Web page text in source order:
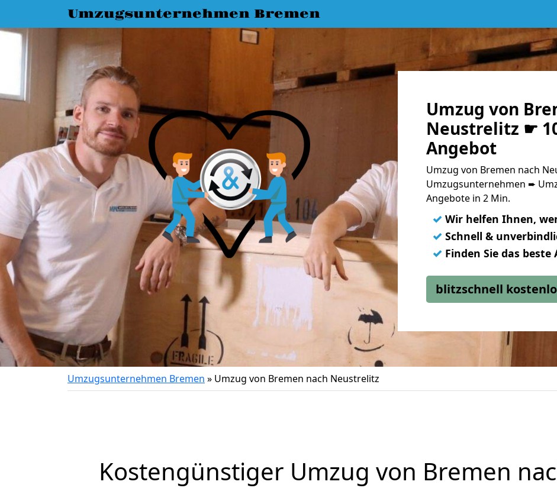
Umzugsunternehmen Bremen
Umzug von
Neustrelitz ☛
Angebot
Umzug von Bremen nach
Umzugsunternehmen ➨
Angebote in 2 Min.
✓ Wir helfen Ihnen,
✓ Schnell &
✓ Finden Sie das
blitzschnell
Umzugsunternehmen Bremen » Umzug von Bremen nach Neustrelitz
Kostengünstiger Umzug von Bremen